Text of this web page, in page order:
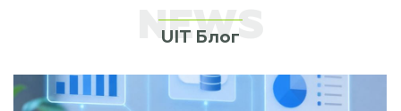
UIT Блог
NEWS